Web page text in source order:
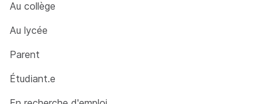
Au collège
Au lycée
Parent
Étudiant.e